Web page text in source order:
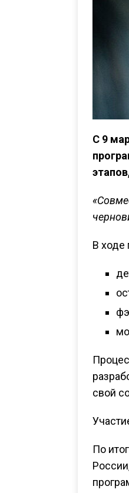
С 9
В ходе
свой
По